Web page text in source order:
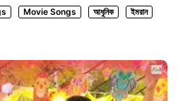
Movie Songs আধুনিক
ইমরান